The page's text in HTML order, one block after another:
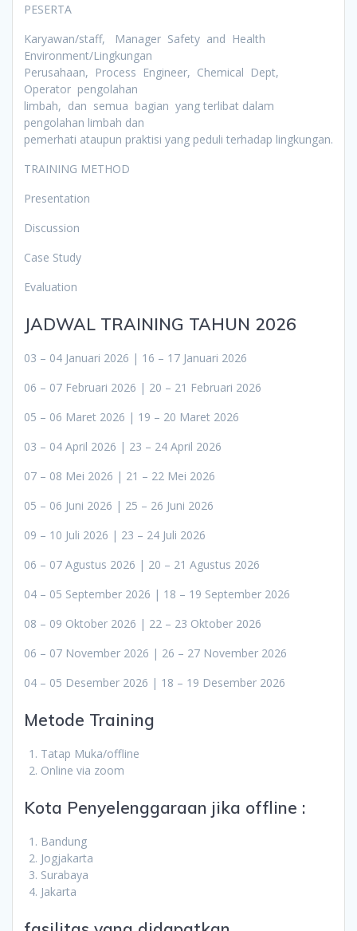
PESERTA
Karyawan/staff, Manager Safety and Health
Environment/Lingkungan
Perusahaan, Process Engineer, Chemical Dept,
Operator pengolahan
limbah, dan semua bagian yang terlibat dalam
pengolahan limbah dan
pemerhati ataupun praktisi yang peduli terhadap lingkungan.
TRAINING METHOD
Presentation
Discussion
Case Study
Evaluation
JADWAL TRAINING TAHUN 2026
03 – 04 Januari 2026 | 16 – 17 Januari 2026
06 – 07 Februari 2026 | 20 – 21 Februari 2026
05 – 06 Maret 2026 | 19 – 20 Maret 2026
03 – 04 April 2026 | 23 – 24 April 2026
07 – 08 Mei 2026 | 21 – 22 Mei 2026
05 – 06 Juni 2026 | 25 – 26 Juni 2026
09 – 10 Juli 2026 | 23 – 24 Juli 2026
06 – 07 Agustus 2026 | 20 – 21 Agustus 2026
04 – 05 September 2026 | 18 – 19 September 2026
08 – 09 Oktober 2026 | 22 – 23 Oktober 2026
06 – 07 November 2026 | 26 – 27 November 2026
04 – 05 Desember 2026 | 18 – 19 Desember 2026
Metode Training
Tatap Muka/offline
Online via zoom
Kota Penyelenggaraan jika offline :
Bandung
Jogjakarta
Surabaya
Jakarta